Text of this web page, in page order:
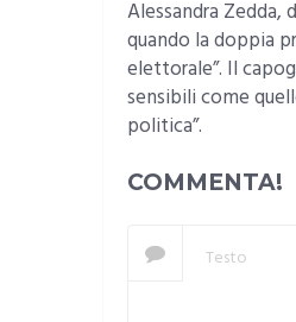
Alessandra Zedda,
quando la doppia
elettorale”. Il
sensibili come
politica”.
COMMENTA!